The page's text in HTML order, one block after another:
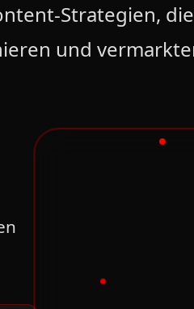
Strategien,
und